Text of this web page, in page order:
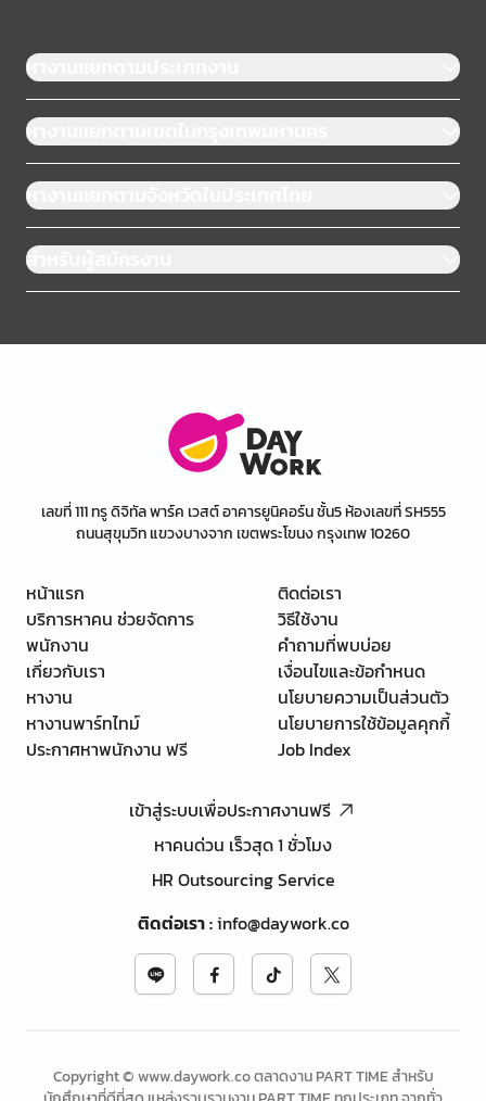
หางานแยกตามประเภทงาน
หางานแยกตามเขตในกรุงเทพมหานคร
หางานแยกตามจังหวัดในประเทศไทย
สำหรับผู้สมัครงาน
เลขที่ 111 ทรู ดิจิทัล พาร์ค เวสต์ อาคารยูนิคอร์น ชั้น5 ห้องเลขที่ SH555
ถนนสุขุมวิท แขวงบางจาก เขตพระโขนง กรุงเทพ 10260
หน้าแรก
บริการหาคน ช่วยจัดการ
พนักงาน
เกี่ยวกับเรา
หางาน
หางานพาร์ทไทม์
ประกาศหาพนักงาน ฟรี
ติดต่อเรา
วิธีใช้งาน
คำถามที่พบบ่อย
เงื่อนไขและข้อกำหนด
นโยบายความเป็นส่วนตัว
นโยบายการใช้ข้อมูลคุกกี้
Job Index
เข้าสู่ระบบเพื่อประกาศงานฟรี
หาคนด่วน เร็วสุด 1 ชั่วโมง
HR Outsourcing Service
ติดต่อเรา:info@daywork.co
Copyright © www.daywork.co ตลาดงาน PART TIME สำหรับ